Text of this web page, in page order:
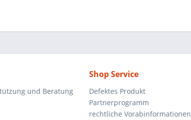
und Beratung
Shop Service
Defektes Produkt
Partnerprogramm
rechtliche Vorabinformationen